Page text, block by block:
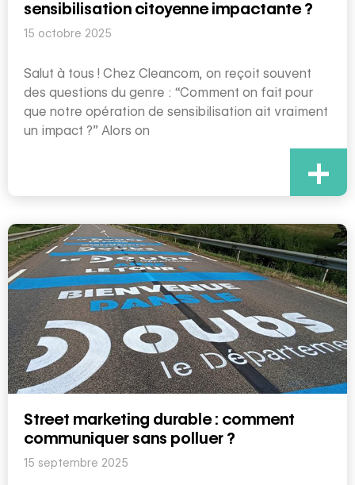
sensibilisation citoyenne impactante ?
15 octobre 2025
Salut à tous ! Chez Cleancom, on reçoit souvent
des questions du genre : “Comment on fait pour
que notre opération de sensibilisation ait vraiment
un impact ?” Alors on
+
Street marketing durable : comment
communiquer sans polluer ?
15 septembre 2025